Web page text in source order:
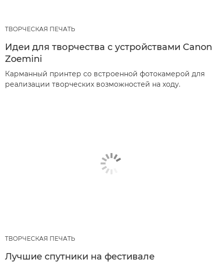
ТВОРЧЕСКАЯ ПЕЧАТЬ
Идеи для творчества с устройствами Canon
Zoemini
Карманный принтер со встроенной фотокамерой для
реализации творческих возможностей на ходу.
ТВОРЧЕСКАЯ ПЕЧАТЬ
Лучшие спутники на фестивале